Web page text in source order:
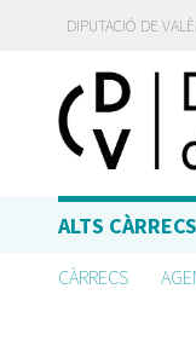
DIPUTACIÓ DE
ALTS
CÀRRECS